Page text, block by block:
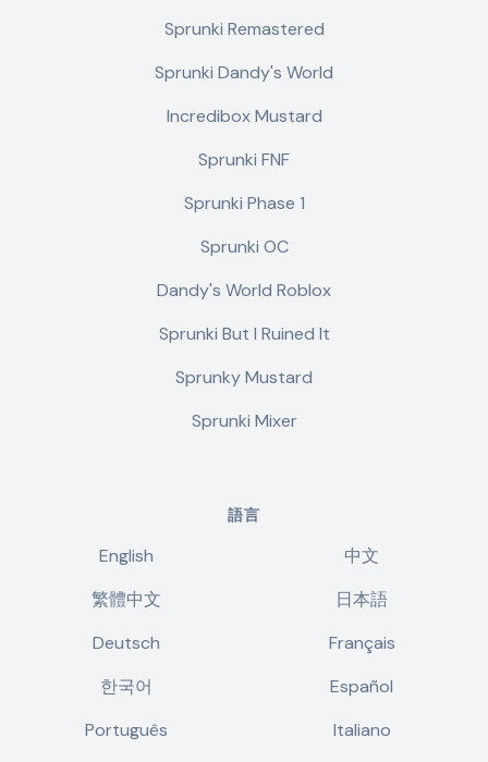
Sprunki Remastered
Sprunki Dandy's World
Incredibox Mustard
Sprunki FNF
Sprunki Phase 1
Sprunki OC
Dandy's World Roblox
Sprunki But I Ruined It
Sprunky Mustard
Sprunki Mixer
語言
English
中文
繁體中文
日本語
Deutsch
Français
한국어
Español
Português
Italiano